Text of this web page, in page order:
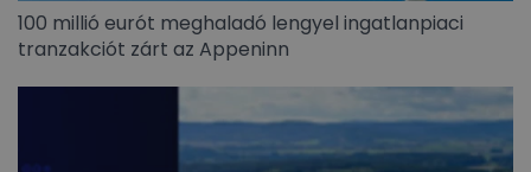
100 millió eurót meghaladó lengyel ingatlanpiaci
tranzakciót zárt az Appeninn